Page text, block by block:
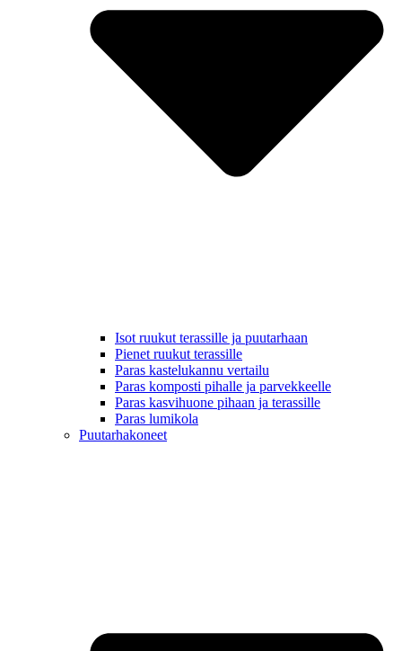
Isot ruukut terassille ja puutarhaan
Pienet ruukut terassille
Paras kastelukannu vertailu
Paras komposti pihalle ja parvekkeelle
Paras kasvihuone pihaan ja terassille
Paras lumikola
Puutarhakoneet